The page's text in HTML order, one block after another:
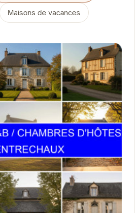
Maisons de vacances